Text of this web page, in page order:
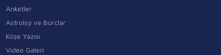
Anketler
Astroloji ve Burçlar
Köşe Yazısı
Video Galeri